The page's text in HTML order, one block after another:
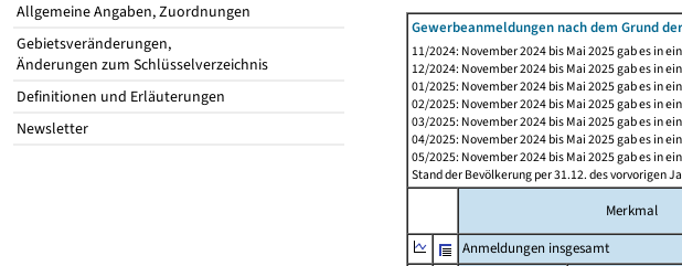
Allgemeine Angaben, Zuordnungen
Gebietsveränderungen,
Änderungen zum Schlüsselverzeichnis
Definitionen und Erläuterungen
Newsletter
Gewerbeanmeldungen nach dem Grund
11/2024: November 2024 bis Mai 2025 gab es in
12/2024: November 2024 bis Mai 2025 gab es in
01/2025: November 2024 bis Mai 2025 gab es in
02/2025: November 2024 bis Mai 2025 gab es in
03/2025: November 2024 bis Mai 2025 gab es in
04/2025: November 2024 bis Mai 2025 gab es in
05/2025: November 2024 bis Mai 2025 gab es in
Stand der Bevölkerung per 31.12. des vorvorigen
Merkmal
Anmeldungen insgesamt